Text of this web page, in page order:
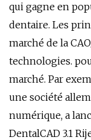
qui gagne en
dentaire. Les
marché de la
technologies.
marché. Par
une société
numérique, a
DentalCAD ​​3.1